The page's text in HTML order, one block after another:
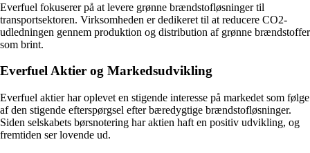
Everfuel fokuserer på at levere grønne brændstofløsninger til
transportsektoren. Virksomheden er dedikeret til at reducere CO2-
udledningen gennem produktion og distribution af grønne brændstoffer
som brint.
Everfuel Aktier og Markedsudvikling
Everfuel aktier har oplevet en stigende interesse på markedet som følge
af den stigende efterspørgsel efter bæredygtige brændstofløsninger.
Siden selskabets børsnotering har aktien haft en positiv udvikling, og
fremtiden ser lovende ud.